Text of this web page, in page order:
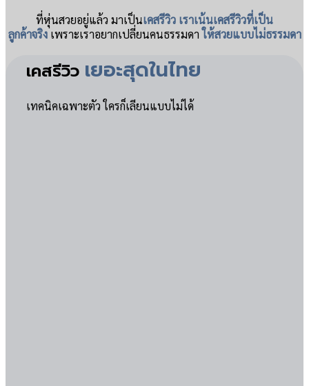
ที่หุ่นสวยอยู่แล้ว มาเป็นเคสรีวิว เราเน้นเคสรีวิวที่เป็น
ลูกค้าจริงเพราะเราอยากเปลี่ยนคนธรรมดาให้สวยแบบไม่ธรรมดา
เคสรีวิว เยอะสุดในไทย
เทคนิคเฉพาะตัว ใครก็เลียนแบบไม่ได้